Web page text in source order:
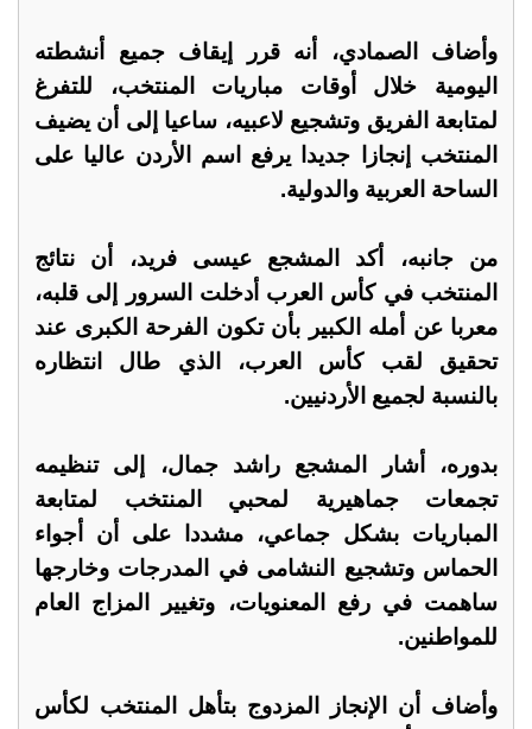
وأضاف الصمادي، أنه قرر إيقاف جميع أنشطته
اليومية خلال أوقات مباريات المنتخب، للتفرغ
لمتابعة الفريق وتشجيع لاعبيه، ساعيا إلى أن يضيف
المنتخب إنجازا جديدا يرفع اسم الأردن عاليا على
الساحة العربية والدولية.
من جانبه، أكد المشجع عيسى فريد، أن نتائج
المنتخب في كأس العرب أدخلت السرور إلى قلبه،
معربا عن أمله الكبير بأن تكون الفرحة الكبرى عند
تحقيق لقب كأس العرب، الذي طال انتظاره
بالنسبة لجميع الأردنيين.
بدوره، أشار المشجع راشد جمال، إلى تنظيمه
تجمعات جماهيرية لمحبي المنتخب لمتابعة
المباريات بشكل جماعي، مشددا على أن أجواء
الحماس وتشجيع النشامى في المدرجات وخارجها
ساهمت في رفع المعنويات، وتغيير المزاج العام
للمواطنين.
وأضاف أن الإنجاز المزدوج بتأهل المنتخب لكأس